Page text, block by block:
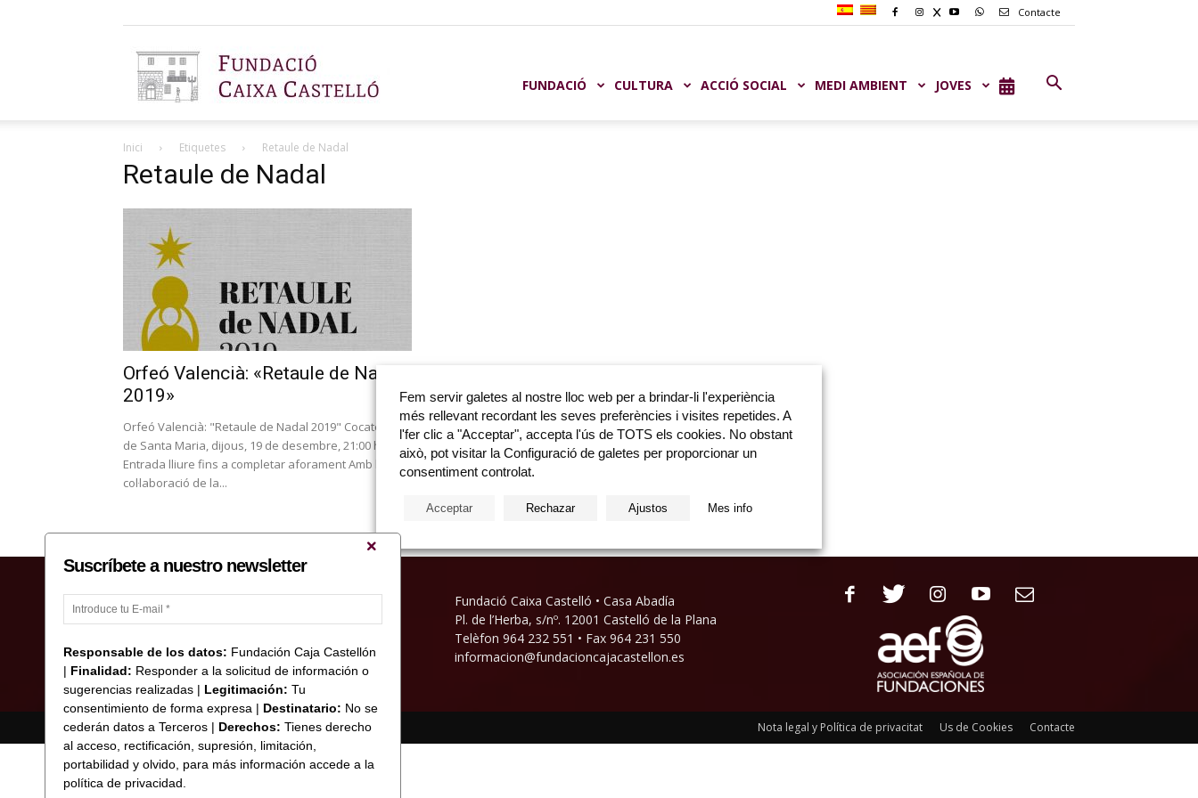
Contacte
FUNDACIÓ CULTURA ACCIÓ SOCIAL MEDI AMBIENT JOVES
Inici Etiquetes Retaule de Nadal
Retaule de Nadal
Orfeó Valencià: «Retaule de Nadal
2019»
Orfeó Valencià: "Retaule de Nadal 2019" Cocatedral
de Santa Maria, dijous, 19 de desembre, 21:00 hores
Entrada lliure fins a completar aforament Amb la
col·laboració de la...
Fundació Caixa Castelló • Casa Abadía
Pl. de l’Herba, s/nº. 12001 Castelló de la Plana
Telèfon 964 232 551 • Fax 964 231 550
informacion@fundacioncajacastellon.es
Nota legal y Política de privacitat Us de Cookies Contacte
© Copyright 2017 Fundació Caixa Castelló
Suscríbete a nuestro newsletter
Responsable de los datos: Fundación Caja Castellón
| Finalidad: Responder a la solicitud de información o
sugerencias realizadas | Legitimación: Tu
consentimiento de forma expresa | Destinatario: No se
cederán datos a Terceros | Derechos: Tienes derecho
al acceso, rectificación, supresión, limitación,
portabilidad y olvido, para más información accede a la
política de privacidad.
Fem servir galetes al nostre lloc web per a brindar-li l'experiència
més rellevant recordant les seves preferències i visites repetides. A
l'fer clic a "Acceptar", accepta l'ús de TOTS els cookies. No obstant
això, pot visitar la Configuració de galetes per proporcionar un
consentiment controlat.
Acceptar Rechazar Ajustos Mes info